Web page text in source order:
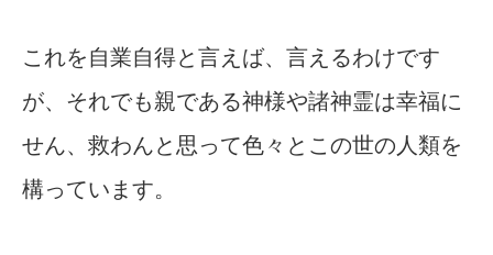
これを自業自得と言えば、言えるわけです
が、それでも親である神様や諸神霊は幸福に
せん、救わんと思って色々とこの世の人類を
構っています。